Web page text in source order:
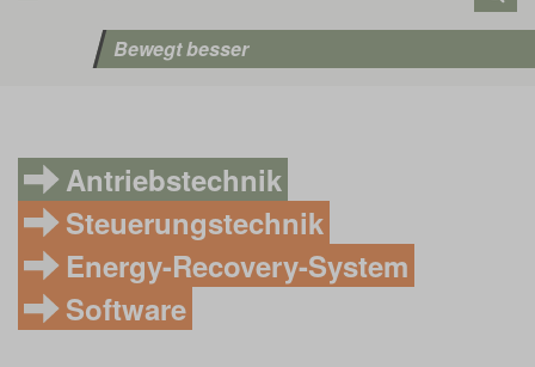
Bewegt besser
Antriebstechnik
Steuerungstechnik
Energy-Recovery-System
Software